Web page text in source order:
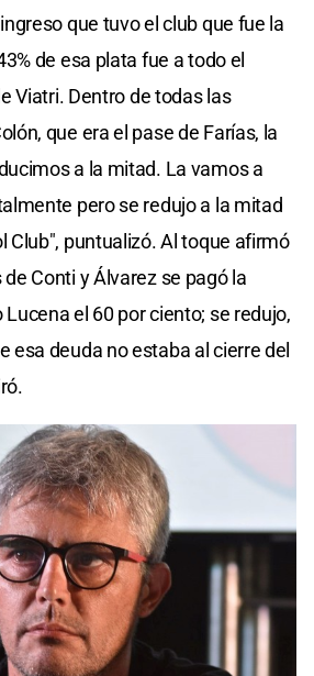
que tuvo el club que fue la
de esa plata fue a todo el
Viatri. Dentro de todas las
que era el pase de Farías, la
a la mitad. La vamos a
pero se redujo a la mitad
Club", puntualizó. Al toque afirmó
Conti y Álvarez se pagó la
el 60 por ciento; se redujo,
esa deuda no estaba al cierre del